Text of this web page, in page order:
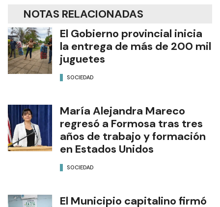
NOTAS RELACIONADAS
El Gobierno provincial inicia
la entrega de más de 200 mil
juguetes
SOCIEDAD
María Alejandra Mareco
regresó a Formosa tras tres
años de trabajo y formación
en Estados Unidos
SOCIEDAD
El Municipio capitalino firmó